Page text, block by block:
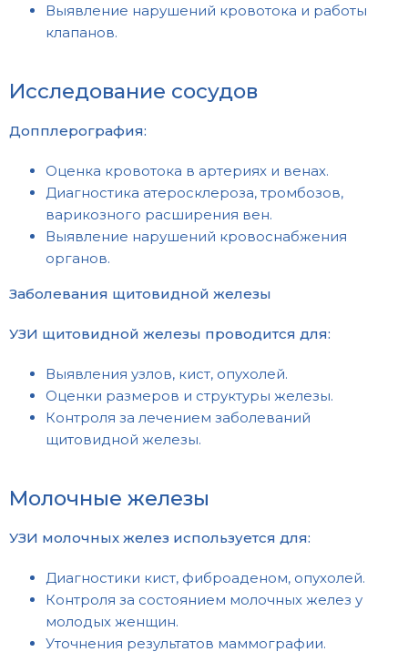
Выявление нарушений кровотока и работы
клапанов.
Исследование сосудов
Допплерография:
Оценка кровотока в артериях и венах.
Диагностика атеросклероза, тромбозов,
варикозного расширения вен.
Выявление нарушений кровоснабжения
органов.
Заболевания щитовидной железы
УЗИ щитовидной железы проводится для:
Выявления узлов, кист, опухолей.
Оценки размеров и структуры железы.
Контроля за лечением заболеваний
щитовидной железы.
Молочные железы
УЗИ молочных желез используется для:
Диагностики кист, фиброаденом, опухолей.
Контроля за состоянием молочных желез у
молодых женщин.
Уточнения результатов маммографии.